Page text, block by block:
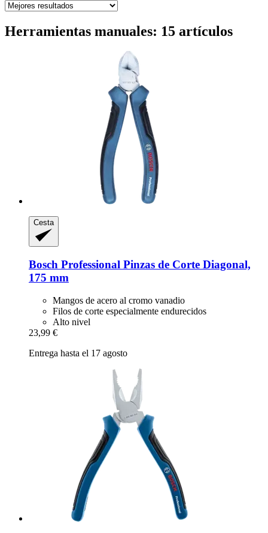
Herramientas manuales: 15 artículos
Cesta
Bosch Professional Pinzas de Corte Diagonal,
175 mm
Mangos de acero al cromo vanadio
Filos de corte especialmente endurecidos
Alto nivel
23,99 €
Entrega hasta el 17 agosto